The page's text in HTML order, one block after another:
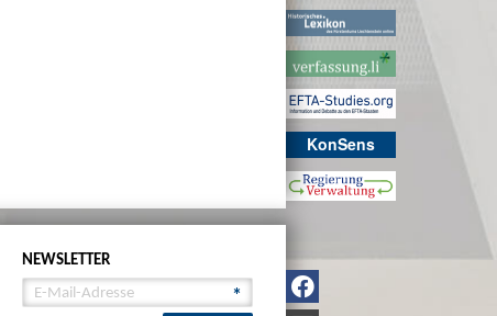
KonSens
NEWSLETTER